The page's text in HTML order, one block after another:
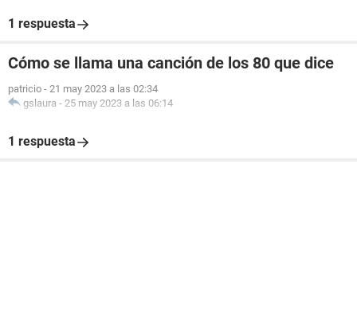
1 respuesta
Cómo se llama una canción de los 80 que dice
patricio - 21 may 2023 a las 02:34
gslaura - 25 may 2023 a las 06:14
1 respuesta